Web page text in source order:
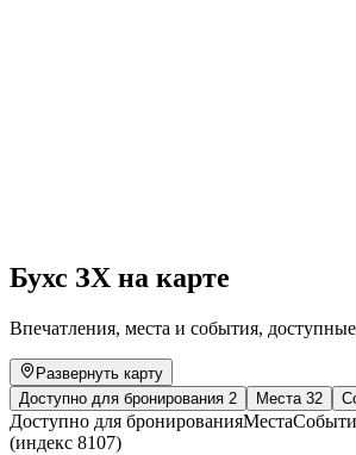
Бухс ЗХ на карте
Впечатления, места и события,
Развернуть карту
Доступно для бронирования 2 Места 32
Доступно для бронированияМеста
(индекс 8107)